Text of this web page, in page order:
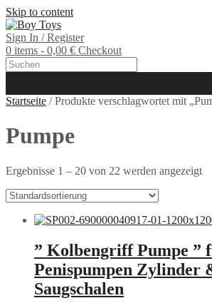
Skip to content
Sign In / Register
0 items - 0,00 € Checkout
Startseite / Produkte verschlagwortet mit
Pumpe
Ergebnisse 1 – 20 von 22 werden angezeigt
” Kolbengriff Pumpe ”
Penispumpen Zylinder
Saugschalen